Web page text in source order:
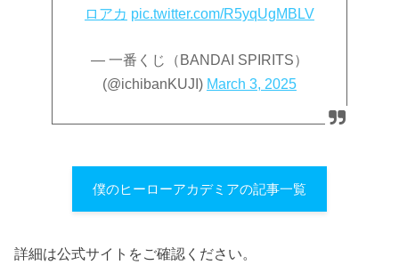
ロアカ pic.twitter.com/R5yqUgMBLV
— 一番くじ（BANDAI SPIRITS）
(@ichibanKUJI) March 3, 2025
僕のヒーローアカデミアの記事一覧
詳細は公式サイトをご確認ください。